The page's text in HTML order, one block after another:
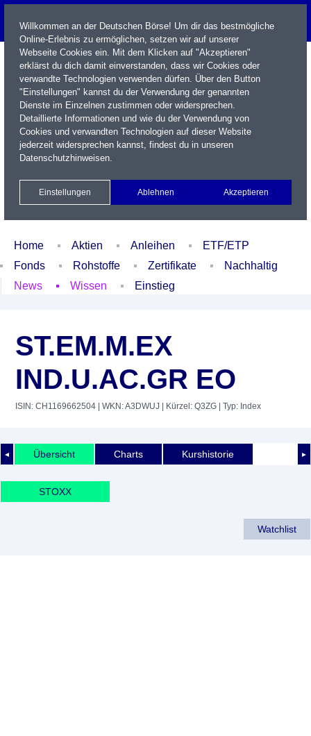
Name / WKN / ISIN / Kürzel
Xetra Realtime
Watchlist Portfolio Login
Home Aktien Anleihen
ETF/ETP
Fonds
Rohstoffe Zertifikate
Nachhaltig
News
Wissen Einstieg
ST.EM.M.EX
IND.U.AC.GR EO
ISIN: CH1169662504 | WKN: A3DWUJ | Kürzel: Q3ZG | Typ: Index
◄ ►
Übersicht Charts Kurshistorie
STOXX
Watchlist
Willkommen an der Deutschen Börse! Um dir das bestmögliche
Online-Erlebnis zu ermöglichen, setzen wir auf unserer
Webseite Cookies ein. Mit dem Klicken auf "Akzeptieren"
erklärst du dich damit einverstanden, dass wir Cookies oder
verwandte Technologien verwenden dürfen. Über den Button
"Einstellungen" kannst du der Verwendung der genannten
Dienste im Einzelnen zustimmen oder widersprechen.
Detaillierte Informationen und wie du der Verwendung von
Cookies und verwandten Technologien auf dieser Website
jederzeit widersprechen kannst, findest du in unseren
Datenschutzhinweisen.
Einstellungen Ablehnen Akzeptieren